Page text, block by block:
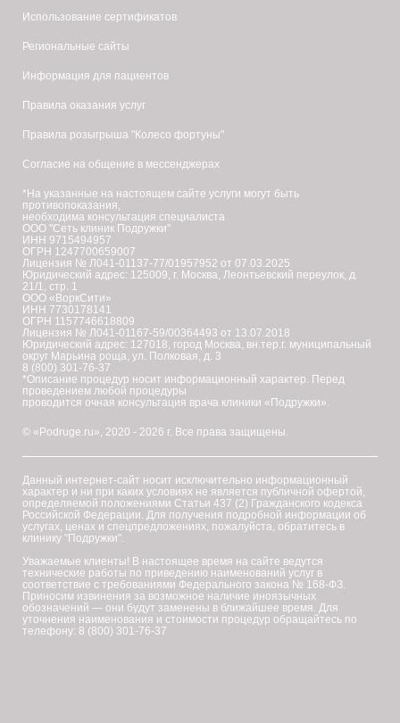
Использование сертификатов
Региональные сайты
Информация для пациентов
Правила оказания услуг
Правила розыгрыша "Колесо фортуны"
Согласие на общение в мессенджерах
*На указанные на настоящем сайте услуги могут быть
противопоказания,
необходима консультация специалиста
ООО "Сеть клиник Подружки"
ИНН 9715494957
ОГРН 1247700659007
Лицензия № Л041-01137-77/01957952 от 07.03.2025
Юридический адрес: 125009, г. Москва, Леонтьевский переулок, д.
21/1, стр. 1
ООО «ВоркСити»
ИНН 7730178141
ОГРН 1157746618809
Лицензия № Л041-01167-59/00364493 от 13.07.2018
Юридический адрес: 127018, город Москва, вн.тер.г. муниципальный
округ Марьина роща, ул. Полковая, д. 3
8 (800) 301-76-37
*Описание процедур носит информационный характер. Перед
проведением любой процедуры
проводится очная консультация врача клиники «Подружки».
© «Podruge.ru», 2020 - 2026 г. Все права защищены.
Данный интернет-сайт носит исключительно информационный
характер и ни при каких условиях не является публичной офертой,
определяемой положениями Статьи 437 (2) Гражданского кодекса
Российской Федерации. Для получения подробной информации об
услугах, ценах и спецпредложениях, пожалуйста, обратитесь в
клинику "Подружки".
Уважаемые клиенты! В настоящее время на сайте ведутся
технические работы по приведению наименований услуг в
соответствие с требованиями Федерального закона № 168-ФЗ.
Приносим извинения за возможное наличие иноязычных
обозначений — они будут заменены в ближайшее время. Для
уточнения наименования и стоимости процедур обращайтесь по
телефону: 8 (800) 301-76-37